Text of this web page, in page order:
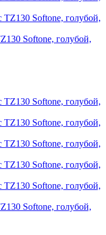
Softone, голубой,
Softone, голубой,